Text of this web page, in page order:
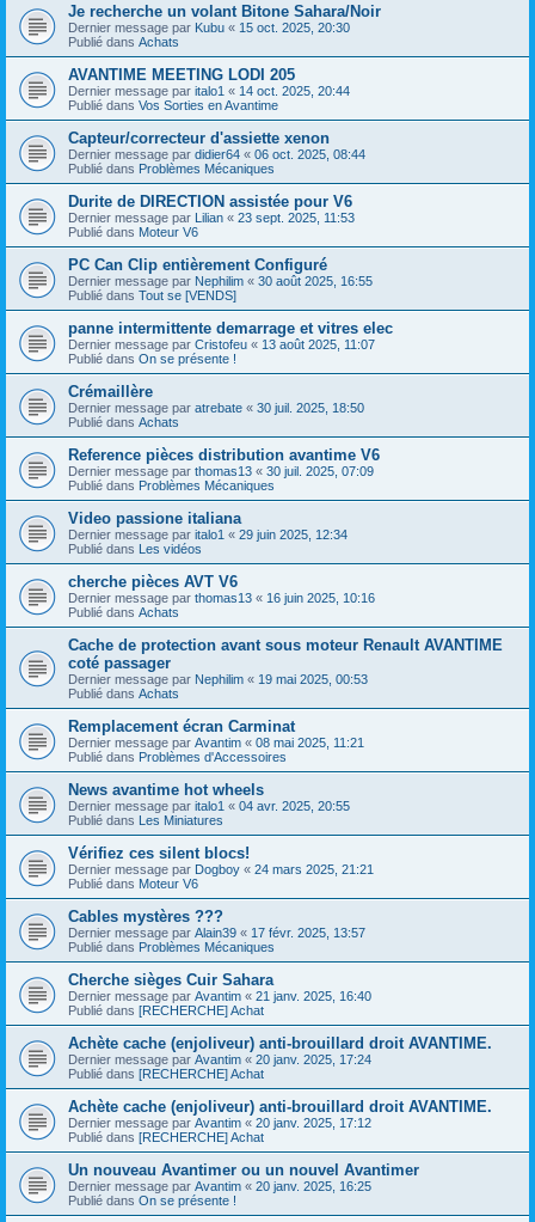
Je recherche un volant Bitone Sahara/Noir
Dernier message par Kubu « 15 oct. 2025, 20:30
Publié dans Achats
AVANTIME MEETING LODI 205
Dernier message par italo1 « 14 oct. 2025, 20:44
Publié dans Vos Sorties en Avantime
Capteur/correcteur d'assiette xenon
Dernier message par didier64 « 06 oct. 2025, 08:44
Publié dans Problèmes Mécaniques
Durite de DIRECTION assistée pour V6
Dernier message par Lilian « 23 sept. 2025, 11:53
Publié dans Moteur V6
PC Can Clip entièrement Configuré
Dernier message par Nephilim « 30 août 2025, 16:55
Publié dans Tout se [VENDS]
panne intermittente demarrage et vitres elec
Dernier message par Cristofeu « 13 août 2025, 11:07
Publié dans On se présente !
Crémaillère
Dernier message par atrebate « 30 juil. 2025, 18:50
Publié dans Achats
Reference pièces distribution avantime V6
Dernier message par thomas13 « 30 juil. 2025, 07:09
Publié dans Problèmes Mécaniques
Video passione italiana
Dernier message par italo1 « 29 juin 2025, 12:34
Publié dans Les vidéos
cherche pièces AVT V6
Dernier message par thomas13 « 16 juin 2025, 10:16
Publié dans Achats
Cache de protection avant sous moteur Renault AVANTIME
coté passager
Dernier message par Nephilim « 19 mai 2025, 00:53
Publié dans Achats
Remplacement écran Carminat
Dernier message par Avantim « 08 mai 2025, 11:21
Publié dans Problèmes d'Accessoires
News avantime hot wheels
Dernier message par italo1 « 04 avr. 2025, 20:55
Publié dans Les Miniatures
Vérifiez ces silent blocs!
Dernier message par Dogboy « 24 mars 2025, 21:21
Publié dans Moteur V6
Cables mystères ???
Dernier message par Alain39 « 17 févr. 2025, 13:57
Publié dans Problèmes Mécaniques
Cherche sièges Cuir Sahara
Dernier message par Avantim « 21 janv. 2025, 16:40
Publié dans [RECHERCHE] Achat
Achète cache (enjoliveur) anti-brouillard droit AVANTIME.
Dernier message par Avantim « 20 janv. 2025, 17:24
Publié dans [RECHERCHE] Achat
Achète cache (enjoliveur) anti-brouillard droit AVANTIME.
Dernier message par Avantim « 20 janv. 2025, 17:12
Publié dans [RECHERCHE] Achat
Un nouveau Avantimer ou un nouvel Avantimer
Dernier message par Avantim « 20 janv. 2025, 16:25
Publié dans On se présente !